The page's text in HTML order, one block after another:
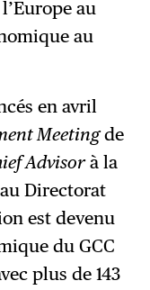
au
au
en avril
Meetingde
Advisorà la
Directorat
est devenu
du GCC
plus de 143